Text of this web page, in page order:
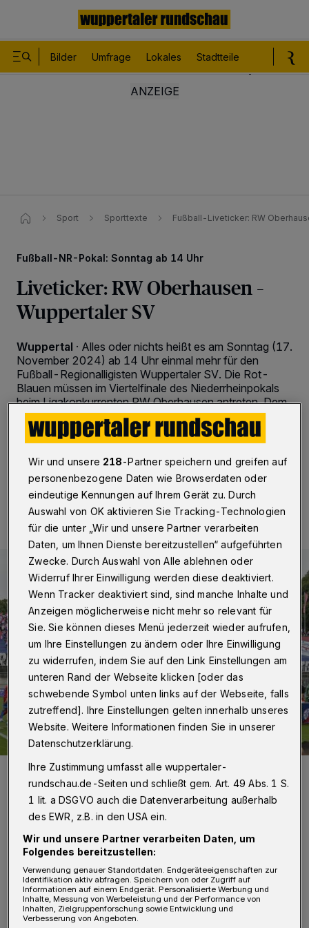
Bilder Umfrage Lokales Stadtteile
Sport Sporttexte Fußball-Liveticker: RW
Fußball-NR-Pokal: Sonntag ab 14 Uhr
Liveticker: RW Oberhausen –
Wuppertaler SV
Wuppertal · Alles oder nichts heißt es am Sonntag (17.
November 2024) ab 14 Uhr einmal mehr für den
Fußball-Regionalligisten Wuppertaler SV. Die Rot-
Blauen müssen im Viertelfinale des Niederrheinpokals
beim Ligakonkurrenten RW Oberhausen antreten. Dem
Sieger winkt das Halbfinale gegen den Drittligisten RW
Essen, und das mit einem Heimspiel.
17.11.2024 , 08:30 Uhr
Szene vor dem Ligaspiel zwischen dem WSV und RWO im August
im Stadion am Zoo.
Von Jörn Koldehoff
ie Essener waren am Samstag
Wir und unsere 218-Partner speichern und greifen auf
personenbezogene Daten wie Browserdaten oder
eindeutige Kennungen auf Ihrem Gerät zu. Durch
Auswahl von OK aktivieren Sie Tracking-Technologien
für die unter „Wir und unsere Partner verarbeiten
Daten, um Ihnen Dienste bereitzustellen“ aufgeführten
Zwecke. Durch Auswahl von Alle ablehnen oder
Widerruf Ihrer Einwilligung werden diese deaktiviert.
Wenn Tracker deaktiviert sind, sind manche Inhalte und
Anzeigen möglicherweise nicht mehr so relevant für
Sie. Sie können dieses Menü jederzeit wieder aufrufen,
um Ihre Einstellungen zu ändern oder Ihre Einwilligung
zu widerrufen, indem Sie auf den Link Einstellungen am
unteren Rand der Webseite klicken [oder das
schwebende Symbol unten links auf der Webseite, falls
zutreffend]. Ihre Einstellungen gelten innerhalb unseres
Website. Weitere Informationen finden Sie in unserer
Datenschutzerklärung.
Ihre Zustimmung umfasst alle wuppertaler-
rundschau.de-Seiten und schließt gem. Art. 49 Abs. 1 S.
1 lit. a DSGVO auch die Datenverarbeitung außerhalb
des EWR, z.B. in den USA ein.
Wir und unsere Partner verarbeiten Daten, um
Folgendes bereitzustellen:
Verwendung genauer Standortdaten. Endgeräteeigenschaften zur
Identifikation aktiv abfragen. Speichern von oder Zugriff auf
Informationen auf einem Endgerät. Personalisierte Werbung und
Inhalte, Messung von Werbeleistung und der Performance von
Inhalten, Zielgruppenforschung sowie Entwicklung und
Verbesserung von Angeboten.